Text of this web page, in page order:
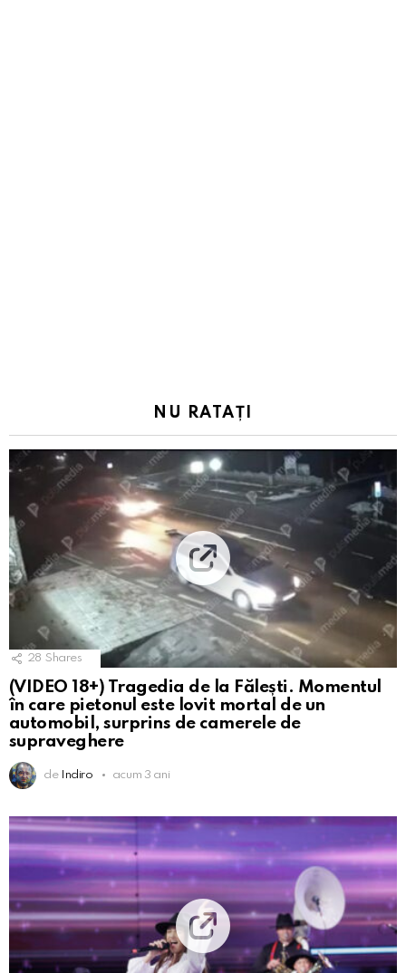
NU RATAȚI
28 Shares
(VIDEO 18+) Tragedia de la Fălești. Momentul
în care pietonul este lovit mortal de un
automobil, surprins de camerele de
supraveghere
de Indiro acum 3 ani